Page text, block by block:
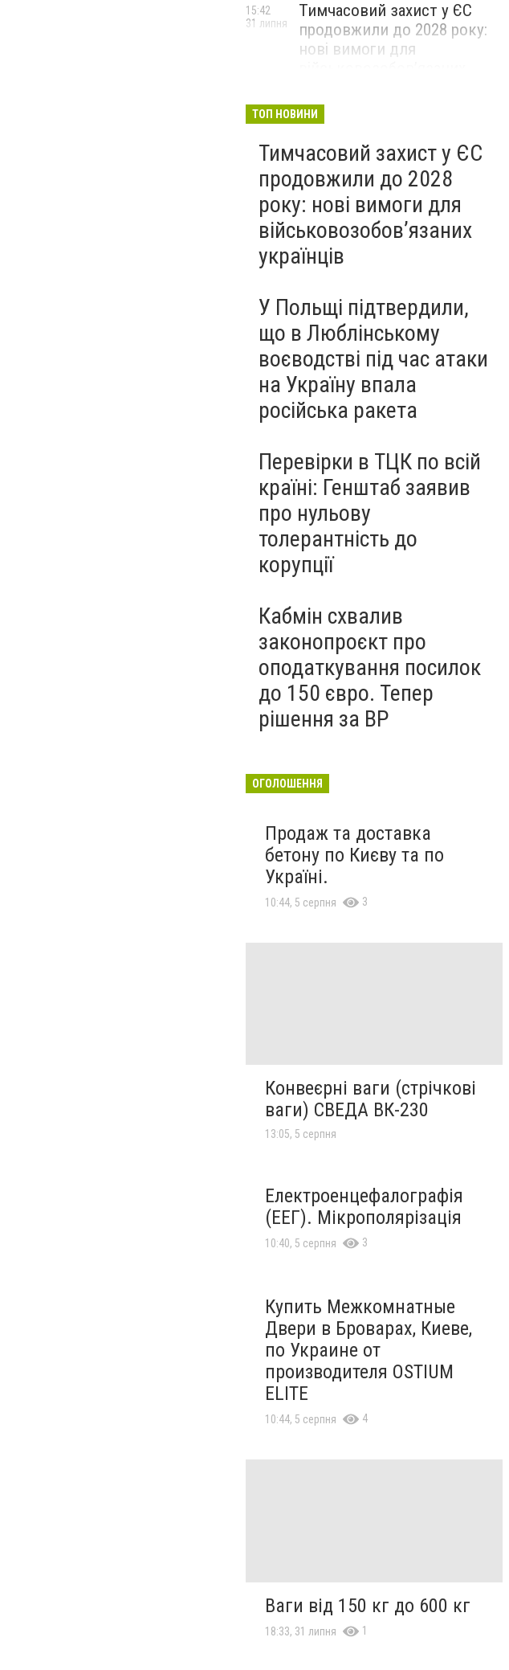
Тимчасовий захист у ЄС
продовжили до 2028 року:
нові вимоги для
15:42
31 липня
ТОП НОВИНИ
Тимчасовий захист у ЄС
продовжили до 2028
року: нові вимоги для
військовозобов’язаних
українців
У Польщі підтвердили,
що в Люблінському
воєводстві під час атаки
на Україну впала
російська ракета
Перевірки в ТЦК по всій
країні: Генштаб заявив
про нульову
толерантність до
корупції
Кабмін схвалив
законопроєкт про
оподаткування посилок
до 150 євро. Тепер
рішення за ВР
ОГОЛОШЕННЯ
Продаж та доставка
бетону по Києву та по
Україні.
10:44, 5 серпня 3
Конвеєрні ваги (стрічкові
ваги) СВЕДА ВК-230
13:05, 5 серпня
Електроенцефалографія
(ЕЕГ). Мікрополярізація
10:40, 5 серпня 3
Купить Межкомнатные
Двери в Броварах, Киеве,
по Украине от
производителя OSTIUM
ELITE
10:44, 5 серпня 4
Ваги від 150 кг до 600 кг
18:33, 31 липня 1